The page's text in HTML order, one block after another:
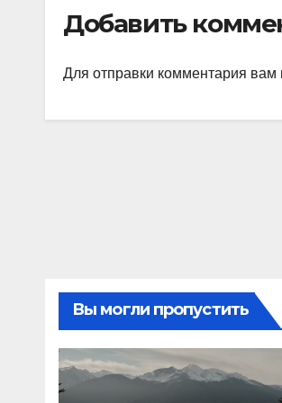
Добавить
Для отправки комментария вам
Вы могли пропустить